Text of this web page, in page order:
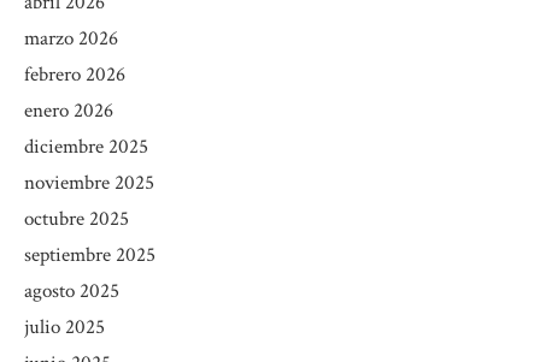
marzo 2026
febrero 2026
enero 2026
diciembre 2025
noviembre 2025
octubre 2025
septiembre 2025
agosto 2025
julio 2025